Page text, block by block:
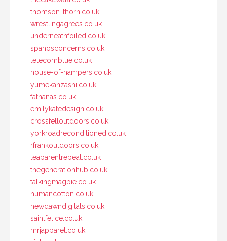
thomson-thorn.co.uk
wrestlingagrees.co.uk
underneathfoiled.co.uk
spanosconcerns.co.uk
telecomblue.co.uk
house-of-hampers.co.uk
yumekanzashi.co.uk
fatnanas.co.uk
emilykatedesign.co.uk
crossfelloutdoors.co.uk
yorkroadreconditioned.co.uk
rfrankoutdoors.co.uk
teaparentrepeat.co.uk
thegenerationhub.co.uk
talkingmagpie.co.uk
humancotton.co.uk
newdawndigitals.co.uk
saintfelice.co.uk
mrjapparel.co.uk